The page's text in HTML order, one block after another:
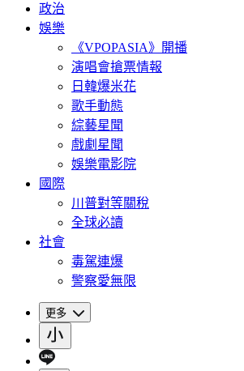
政治
娛樂
《VPOPASIA》開播
演唱會搶票情報
日韓爆米花
歌手動態
綜藝星聞
戲劇星聞
娛樂電影院
國際
川普對等關稅
全球必讀
社會
毒駕連爆
警察愛無限
更多